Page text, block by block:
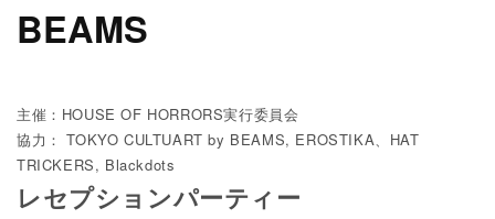
BEAMS
主催：HOUSE OF HORRORS実行委員会
協力： TOKYO CULTUART by BEAMS, EROSTIKA、HAT
TRICKERS, Blackdots
レセプションパーティー